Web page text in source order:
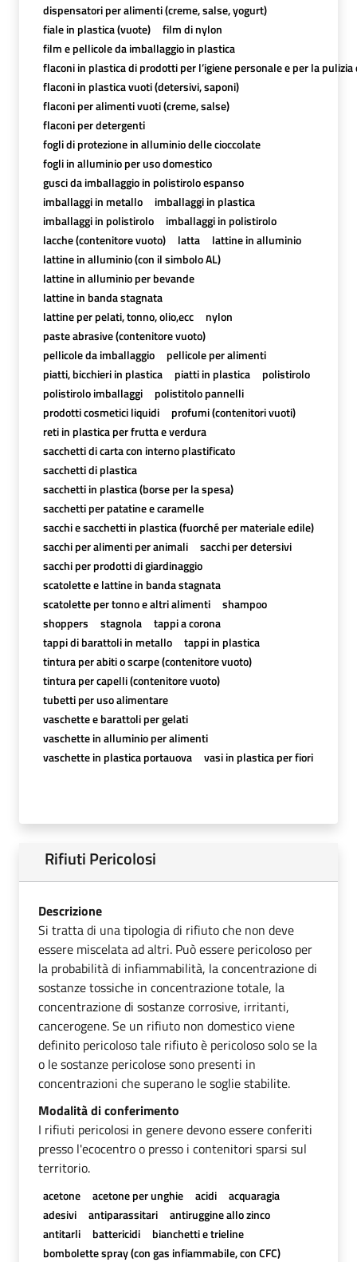
dispensatori per alimenti (creme, salse, yogurt)
fiale in plastica (vuote)
film di nylon
film e pellicole da imballaggio in plastica
flaconi in plastica di prodotti per l’igiene personale e per la pulizia
flaconi in plastica vuoti (detersivi, saponi)
flaconi per alimenti vuoti (creme, salse)
flaconi per detergenti
fogli di protezione in alluminio delle cioccolate
fogli in alluminio per uso domestico
gusci da imballaggio in polistirolo espanso
imballaggi in metallo
imballaggi in plastica
imballaggi in polistirolo
imballaggi in polistirolo
lacche (contenitore vuoto)
latta
lattine in alluminio
lattine in alluminio (con il simbolo AL)
lattine in alluminio per bevande
lattine in banda stagnata
lattine per pelati, tonno, olio,ecc
nylon
paste abrasive (contenitore vuoto)
pellicole da imballaggio
pellicole per alimenti
piatti, bicchieri in plastica
piatti in plastica
polistirolo
polistirolo imballaggi
polistitolo pannelli
prodotti cosmetici liquidi
profumi (contenitori vuoti)
reti in plastica per frutta e verdura
sacchetti di carta con interno plastificato
sacchetti di plastica
sacchetti in plastica (borse per la spesa)
sacchetti per patatine e caramelle
sacchi e sacchetti in plastica (fuorché per materiale edile)
sacchi per alimenti per animali
sacchi per detersivi
sacchi per prodotti di giardinaggio
scatolette e lattine in banda stagnata
scatolette per tonno e altri alimenti
shampoo
shoppers
stagnola
tappi a corona
tappi di barattoli in metallo
tappi in plastica
tintura per abiti o scarpe (contenitore vuoto)
tintura per capelli (contenitore vuoto)
tubetti per uso alimentare
vaschette e barattoli per gelati
vaschette in alluminio per alimenti
vaschette in plastica portauova
vasi in plastica per fiori
Rifiuti Pericolosi
Descrizione
Si tratta di una tipologia di rifiuto che non deve
essere miscelata ad altri. Può essere pericoloso per
la probabilità di infiammabilità, la concentrazione di
sostanze tossiche in concentrazione totale, la
concentrazione di sostanze corrosive, irritanti,
cancerogene. Se un rifiuto non domestico viene
definito pericoloso tale rifiuto è pericoloso solo se la
o le sostanze pericolose sono presenti in
concentrazioni che superano le soglie stabilite.
Modalità di conferimento
I rifiuti pericolosi in genere devono essere conferiti
presso l'ecocentro o presso i contenitori sparsi sul
territorio.
acetone acetone per unghie acidi
acquaragia
adesivi
antiparassitari
antiruggine allo zinco
antitarli
battericidi
bianchetti e trieline
bombolette spray (con gas infiammabile, con CFC)